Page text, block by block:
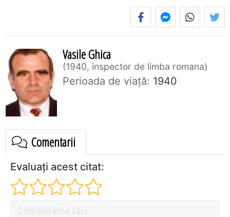
Vasile Ghica
1940, inspector de limba romana
Perioada de viaţă: 1940
Comentarii
Evaluați acest citat: